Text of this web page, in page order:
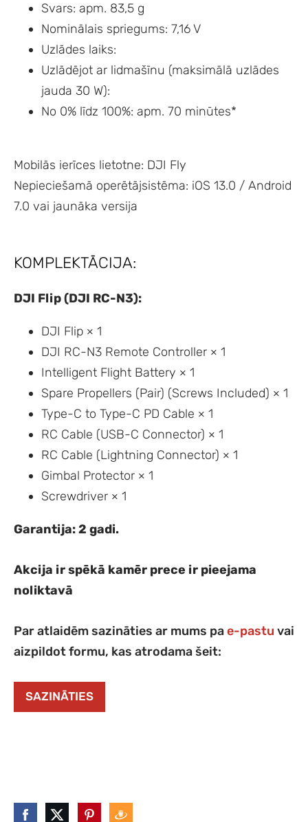
Svars: apm. 83,5 g
Nominālais spriegums: 7,16 V
Uzlādes laiks:
Uzlādējot ar lidmašīnu (maksimālā uzlādes
jauda 30 W):
No 0% līdz 100%: apm. 70 minūtes*
Mobilās ierīces lietotne: DJI Fly
Nepieciešamā operētājsistēma: iOS 13.0 / Android
7.0 vai jaunāka versija
KOMPLEKTĀCIJA:
DJI Flip (DJI RC-N3):
DJI Flip × 1
DJI RC-N3 Remote Controller × 1
Intelligent Flight Battery × 1
Spare Propellers (Pair) (Screws Included) × 1
Type-C to Type-C PD Cable × 1
RC Cable (USB-C Connector) × 1
RC Cable (Lightning Connector) × 1
Gimbal Protector × 1
Screwdriver × 1
Garantija: 2 gadi.
Akcija ir spēkā kamēr prece ir pieejama
noliktavā
Par atlaidēm sazināties ar mums pae-pastu vai
aizpildot formu, kas atrodama šeit:
SAZINĀTIES